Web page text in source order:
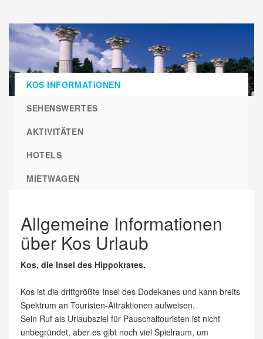
KOS INFORMATIONEN
SEHENSWERTES
AKTIVITÄTEN
HOTELS
MIETWAGEN
Allgemeine Informationen
über Kos Urlaub
Kos, die Insel des Hippokrates.
Kos ist die drittgrößte Insel des Dodekanes und kann breits
Spektrum an Touristen-Attraktionen aufweisen.
Sein Ruf als Urlaubsziel für Pauschaltouristen ist nicht
unbegründet, aber es gibt noch viel Spielraum, um